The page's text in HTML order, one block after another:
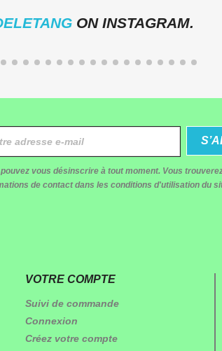
ON INSTAGRAM.
pouvez vous désinscrire à tout moment. Vous
de contact dans les conditions d'utilisation du
VOTRE COMPTE
Suivi de commande
Connexion
Créez votre compte